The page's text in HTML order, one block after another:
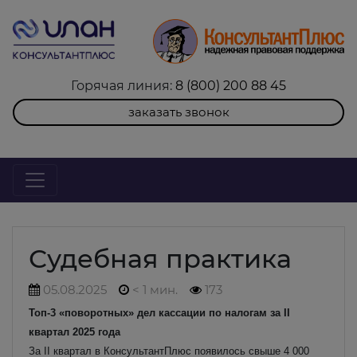
Горячая линия: 8 (800) 200 88 45
заказать звонок
Судебная практика
05.08.2025 < 1 мин. 173
Топ-3 «поворотных» дел кассации по налогам за II
квартал 2025 года
За II квартал в КонсультантПлюс появилось свыше 4 000